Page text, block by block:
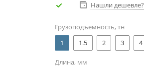
Нашли дешевле?
Грузоподъемность, тн
1
1.5 2 3 4
Длина, мм